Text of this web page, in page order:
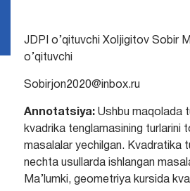
JDPI o’qituvchi Xoljigitov Sobir
o’qituvchi
Sobirjon2020@inbox.ru
Annotatsiya: Ushbu maqolada
kvadrika tenglamasining turlarini
masalalar yechilgan. Kvadratika
nechta usullarda ishlangan
Ma’lumki, geometriya kursida